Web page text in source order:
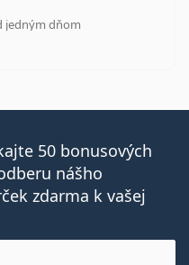
jedným dňom
5 z 5
50 bonusových
nášho
zdarma k vašej